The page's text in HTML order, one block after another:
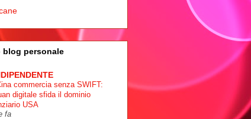
blog personale
commercia senza SWIFT:
digitale sfida il dominio
USA
fa